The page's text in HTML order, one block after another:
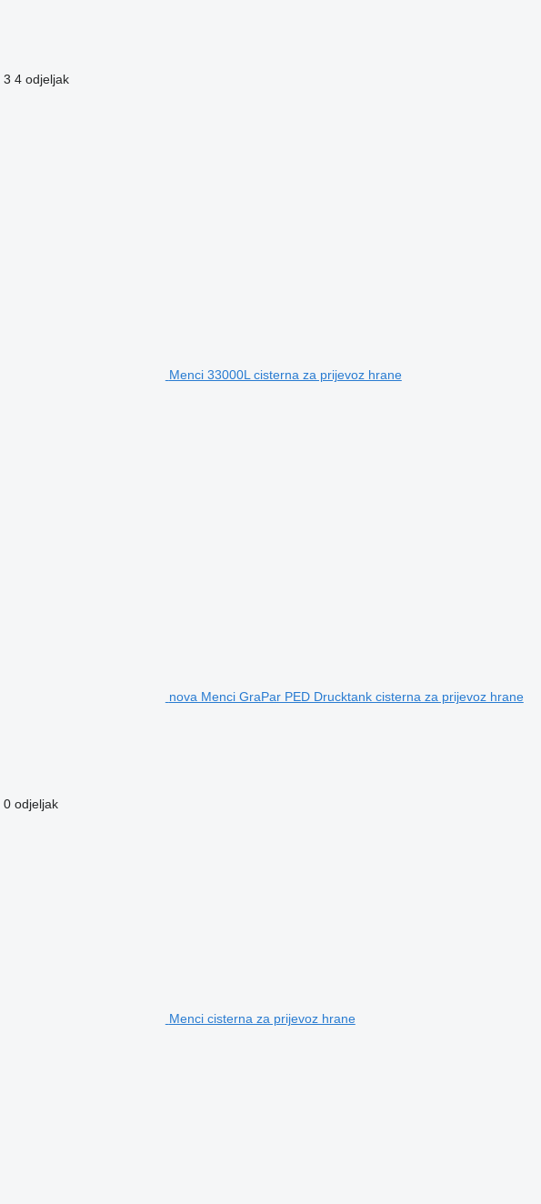
3 4 odjeljak
Menci 33000L cisterna za prijevoz hrane
nova Menci GraPar PED Drucktank cisterna za prijevoz hrane
0 odjeljak
Menci cisterna za prijevoz hrane